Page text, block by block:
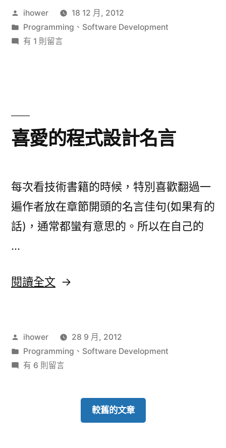
四
個
設
則〉
作
者:
ihower
18 12 月, 2012
分
類:
Programming 、 Software Development
在
單
設
原
則〉
有 1 則留言
喜愛的程式設計名言
每次看技術書籍的時候，特別喜歡翻過一
遍作者放在章節開頭的名言佳句(如果有的
話)，通常都蠻有意思的。所以在自己的
…
閱讀全文 〈喜
程
式
作
者:
ihower
28 9 月, 2012
分
類:
Programming 、 Software Development
在
有 6 則留言
較舊的文章